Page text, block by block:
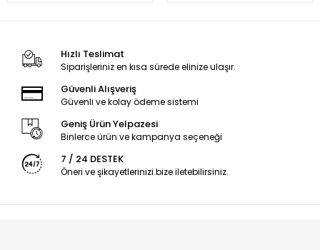
Hızlı Teslimat
Siparişleriniz en kısa sürede elinize ulaşır.
Güvenli Alışveriş
Güvenli ve kolay ödeme sistemi
Geniş Ürün Yelpazesi
Binlerce ürün ve kampanya seçeneği
7 / 24 DESTEK
Öneri ve şikayetlerinizi bize iletebilirsiniz.